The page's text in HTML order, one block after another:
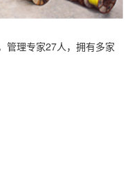
管理专家27人，拥有多家